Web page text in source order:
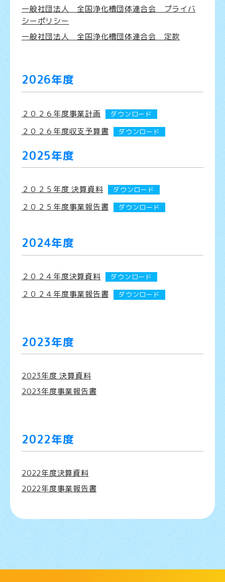
一般社団法人 全国浄化槽団体連合会 プライバ
シーポリシー
一般社団法人 全国浄化槽団体連合会 定款
2026年度
２０２６年度事業計画 ダウンロード
２０２６年度収支予算書 ダウンロード
2025年度
２０２５年度 決算資料 ダウンロード
２０２５年度事業報告書 ダウンロード
2024年度
２０２４年度決算資料 ダウンロード
２０２４年度事業報告書 ダウンロード
2023年度
2023年度 決算資料
2023年度事業報告書
2022年度
2022年度決算資料
2022年度事業報告書